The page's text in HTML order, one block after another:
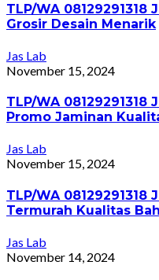
TLP/WA 08129291318
Grosir Desain Menarik
Jas Lab
November 15, 2024
TLP/WA 08129291318
Promo Jaminan
Jas Lab
November 15, 2024
TLP/WA 08129291318
Termurah Kualitas
Jas Lab
November 14, 2024